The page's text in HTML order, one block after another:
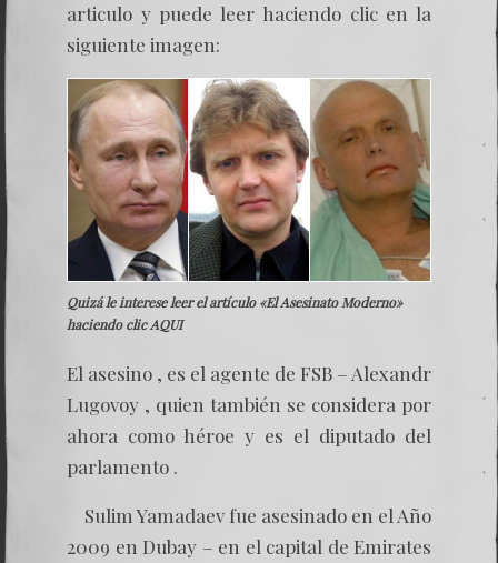
articulo y puede leer haciendo clic en la
siguiente imagen:
Quizá le interese leer el artículo «El Asesinato Moderno»
haciendo clicAQUI
El asesino , es el agente de FSB – Alexandr
Lugovoy , quien también se considera por
ahora como héroe y es el diputado del
parlamento .
Sulim Yamadaev fue asesinado en el Año
2009 en Dubay – en el capital de Emirates